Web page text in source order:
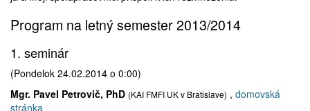
Program na letný semester 2013/2014
1. seminár
(Pondelok 24.02.2014 o 0:00)
Mgr. Pavel Petrovič, PhD (KAI FMFI UK v Bratislave) , domovská
stránka